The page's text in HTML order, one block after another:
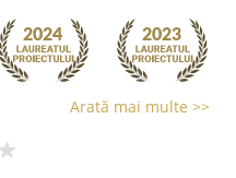
Arată mai multe >>